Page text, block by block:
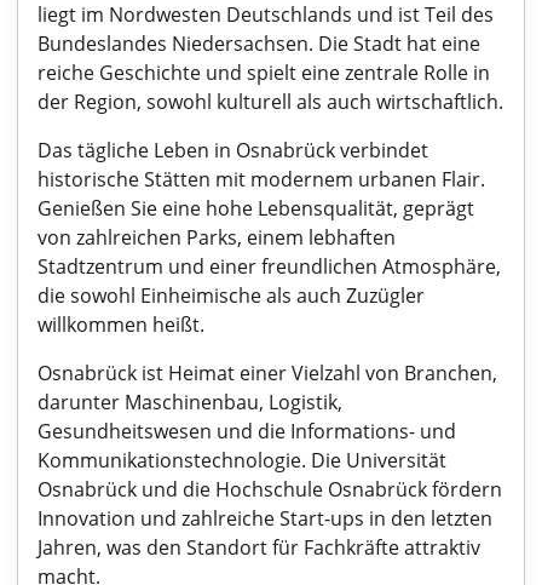
liegt im Nordwesten Deutschlands und ist Teil des
Bundeslandes Niedersachsen. Die Stadt hat eine
reiche Geschichte und spielt eine zentrale Rolle in
der Region, sowohl kulturell als auch wirtschaftlich.
Das tägliche Leben in Osnabrück verbindet
historische Stätten mit modernem urbanen Flair.
Genießen Sie eine hohe Lebensqualität, geprägt
von zahlreichen Parks, einem lebhaften
Stadtzentrum und einer freundlichen Atmosphäre,
die sowohl Einheimische als auch Zuzügler
willkommen heißt.
Osnabrück ist Heimat einer Vielzahl von Branchen,
darunter Maschinenbau, Logistik,
Gesundheitswesen und die Informations- und
Kommunikationstechnologie. Die Universität
Osnabrück und die Hochschule Osnabrück fördern
Innovation und zahlreiche Start-ups in den letzten
Jahren, was den Standort für Fachkräfte attraktiv
macht.